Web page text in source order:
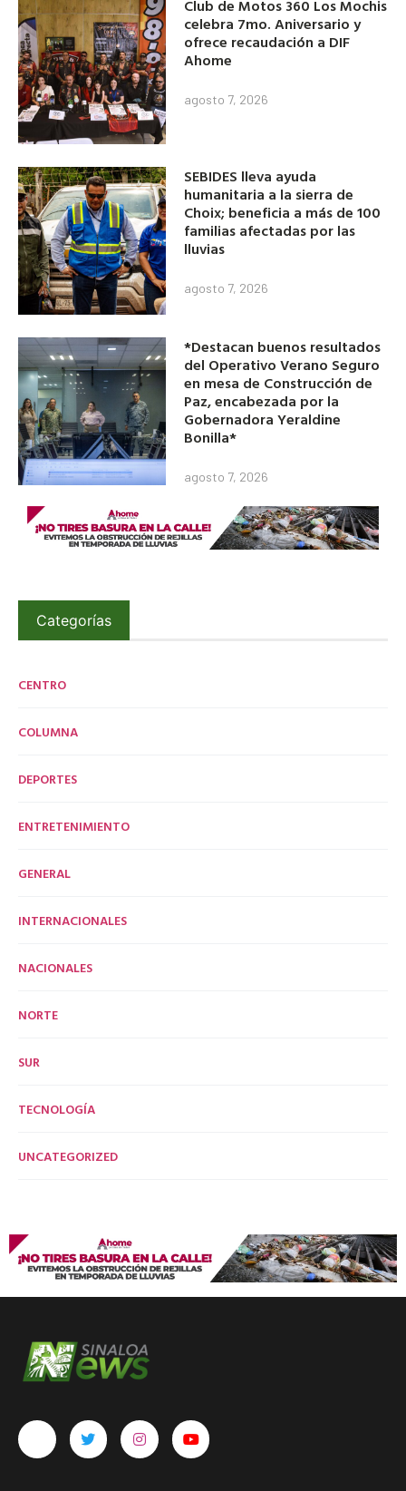
Club de Motos 360 Los Mochis
celebra 7mo. Aniversario y
ofrece recaudación a DIF
Ahome
agosto 7, 2026
SEBIDES lleva ayuda
humanitaria a la sierra de
Choix; beneficia a más de 100
familias afectadas por las
lluvias
agosto 7, 2026
*Destacan buenos resultados
del Operativo Verano Seguro
en mesa de Construcción de
Paz, encabezada por la
Gobernadora Yeraldine
Bonilla*
agosto 7, 2026
Categorías
CENTRO
COLUMNA
DEPORTES
ENTRETENIMIENTO
GENERAL
INTERNACIONALES
NACIONALES
NORTE
SUR
TECNOLOGÍA
UNCATEGORIZED